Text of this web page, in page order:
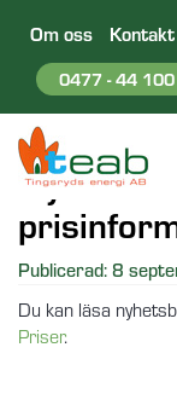
Om oss Kontakt
0477 - 44 100
Publicerad: 8
Du kan läsa
Priser.